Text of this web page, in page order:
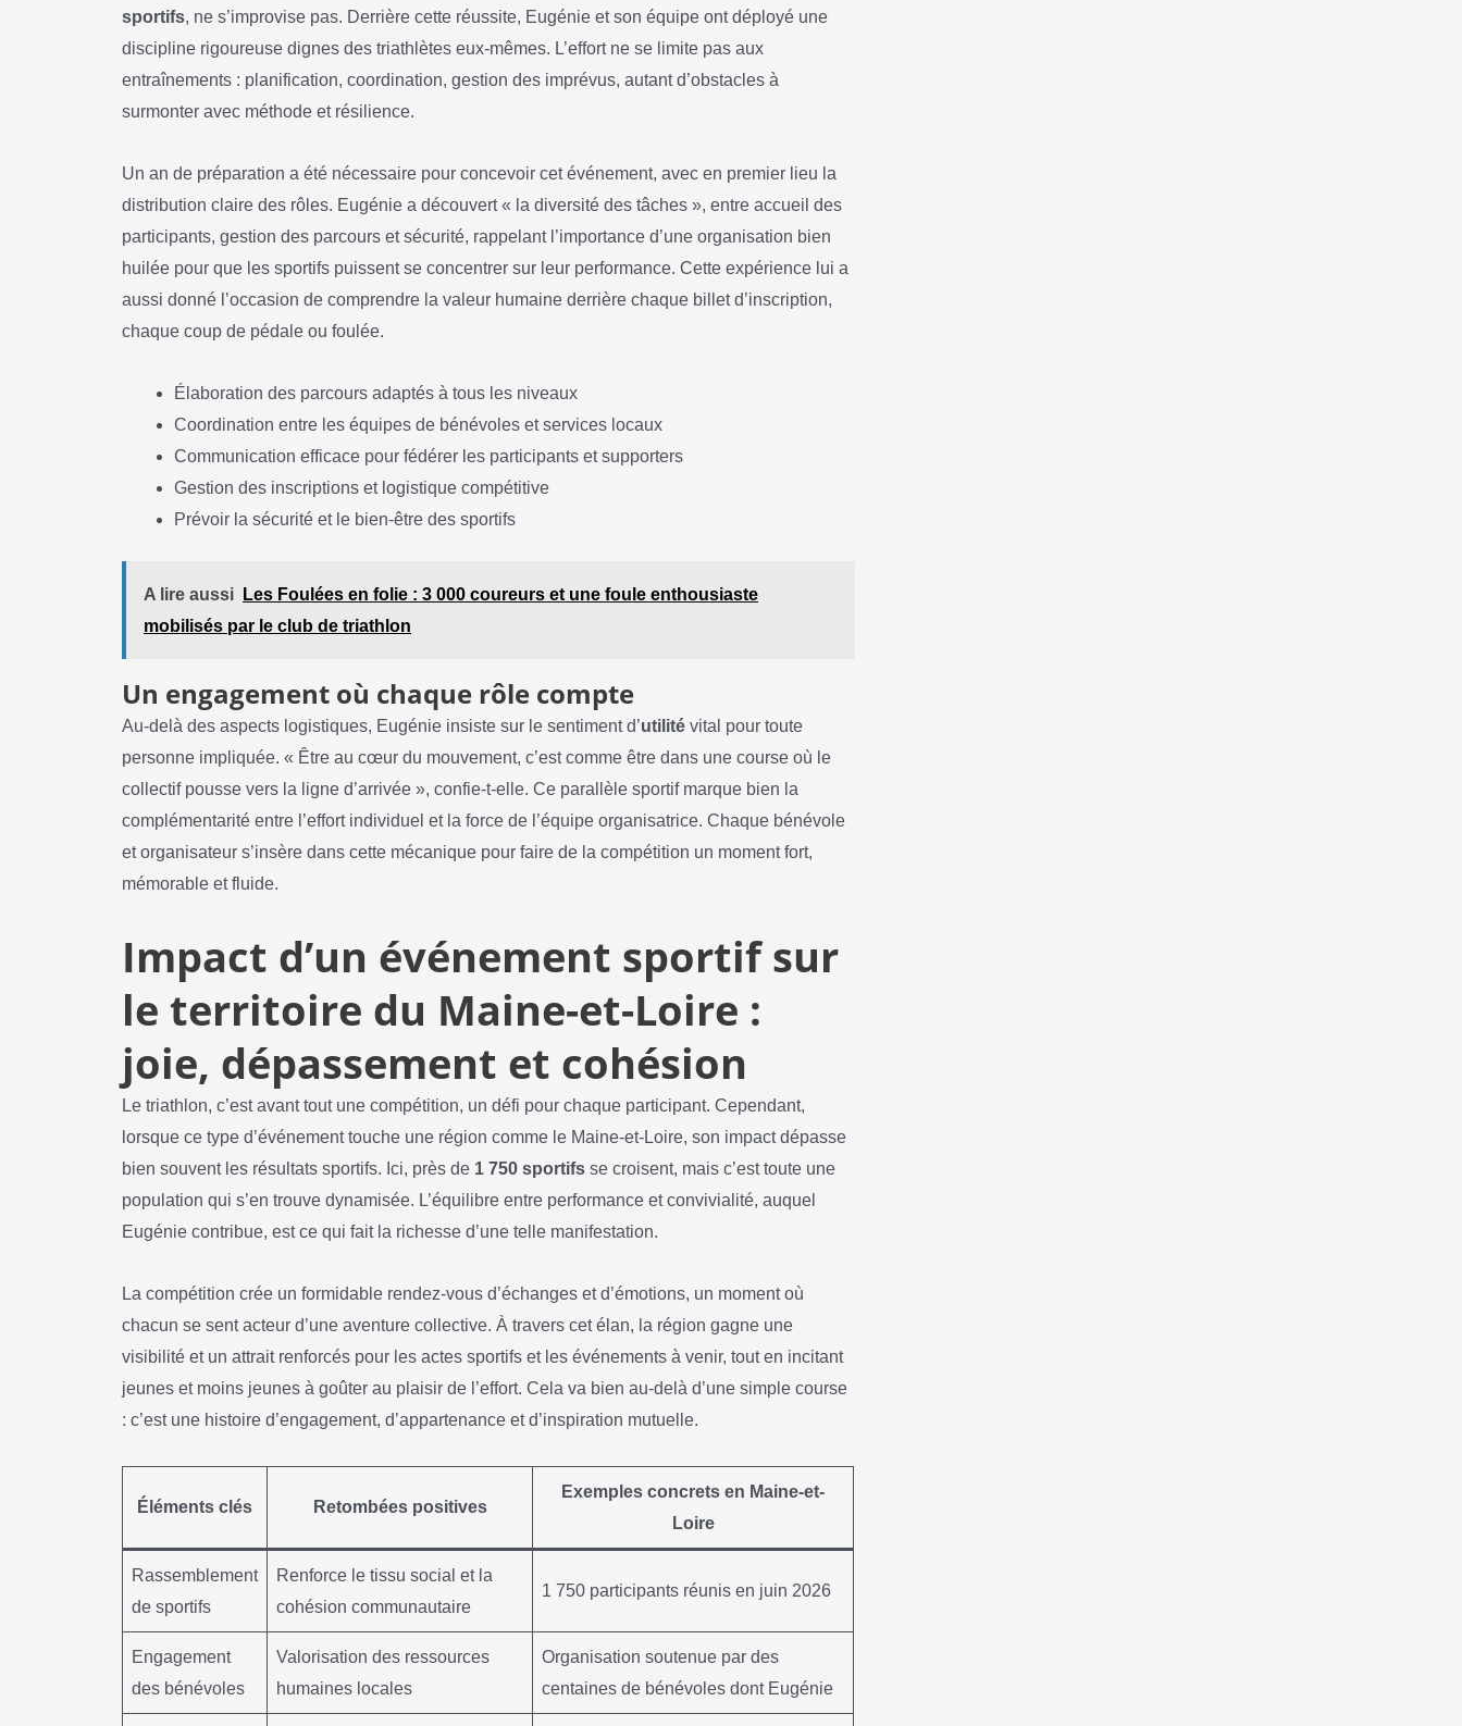
sportifs, ne s’improvise pas. Derrière cette réussite, Eugénie et son équipe ont déployé une
discipline rigoureuse dignes des triathlètes eux-mêmes. L’effort ne se limite pas aux
entraînements : planification, coordination, gestion des imprévus, autant d’obstacles à
surmonter avec méthode et résilience.
Un an de préparation a été nécessaire pour concevoir cet événement, avec en premier lieu la
distribution claire des rôles. Eugénie a découvert « la diversité des tâches », entre accueil des
participants, gestion des parcours et sécurité, rappelant l’importance d’une organisation bien
huilée pour que les sportifs puissent se concentrer sur leur performance. Cette expérience lui a
aussi donné l’occasion de comprendre la valeur humaine derrière chaque billet d’inscription,
chaque coup de pédale ou foulée.
Élaboration des parcours adaptés à tous les niveaux
Coordination entre les équipes de bénévoles et services locaux
Communication efficace pour fédérer les participants et supporters
Gestion des inscriptions et logistique compétitive
Prévoir la sécurité et le bien-être des sportifs
A lire aussi
Les Foulées en folie : 3 000 coureurs et une foule enthousiaste
mobilisés par le club de triathlon
Un engagement où chaque rôle compte
Au-delà des aspects logistiques, Eugénie insiste sur le sentiment d’utilité vital pour toute
personne impliquée. « Être au cœur du mouvement, c’est comme être dans une course où le
collectif pousse vers la ligne d’arrivée », confie-t-elle. Ce parallèle sportif marque bien la
complémentarité entre l’effort individuel et la force de l’équipe organisatrice. Chaque bénévole
et organisateur s’insère dans cette mécanique pour faire de la compétition un moment fort,
mémorable et fluide.
Impact d’un événement sportif sur
le territoire du Maine-et-Loire :
joie, dépassement et cohésion
Le triathlon, c’est avant tout une compétition, un défi pour chaque participant. Cependant,
lorsque ce type d’événement touche une région comme le Maine-et-Loire, son impact dépasse
bien souvent les résultats sportifs. Ici, près de 1 750 sportifs se croisent, mais c’est toute une
population qui s’en trouve dynamisée. L’équilibre entre performance et convivialité, auquel
Eugénie contribue, est ce qui fait la richesse d’une telle manifestation.
La compétition crée un formidable rendez-vous d’échanges et d’émotions, un moment où
chacun se sent acteur d’une aventure collective. À travers cet élan, la région gagne une
visibilité et un attrait renforcés pour les actes sportifs et les événements à venir, tout en incitant
jeunes et moins jeunes à goûter au plaisir de l’effort. Cela va bien au-delà d’une simple course
: c’est une histoire d’engagement, d’appartenance et d’inspiration mutuelle.
Éléments clés Retombées positives
Exemples concrets en Maine-et-
Loire
Rassemblement
de sportifs
Renforce le tissu social et la
cohésion communautaire
1 750 participants réunis en juin 2026
Engagement
des bénévoles
Valorisation des ressources
humaines locales
Organisation soutenue par des
centaines de bénévoles dont Eugénie